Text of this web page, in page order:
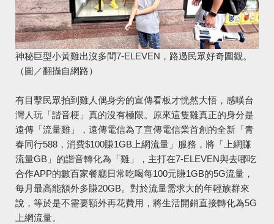
神秘巨型小黃雞出沒多間7-ELEVEN，路過民眾好奇圍觀。
（圖／翻攝自網路）
有目擊民眾拍到雞人偶身旁的宣傳看板才恍然大悟，感嘆台
灣人玩「諧音梗」真的沒有極限。原來這隻雞真正的身分是
遠傳「流量雞」，遠傳電信為了宣傳電信業首創的全新「青
春同行588，消費$100賺1GB上網流量」服務，將「上網賺
流量GB」的諧音轉化為「雞」，主打在7-ELEVEN與去哪吃
合作APP的數百家餐廳日常吃喝每100元賺1GB的5G流量，
每月最高能額外多賺20GB。對於流量需求大的年輕族群來
說，等於是不需要額外再花費用，將生活開銷直接轉化為5G
上網流量。